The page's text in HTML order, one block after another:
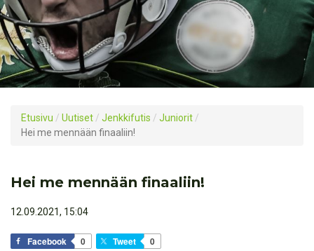
Etusivu / Uutiset / Jenkkifutis / Juniorit /
Hei me mennään finaaliin!
Hei me mennään finaaliin!
12.09.2021, 15:04
Facebook 0 Tweet 0